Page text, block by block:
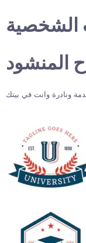
الشخصية
ونادرة وانت في بيتك